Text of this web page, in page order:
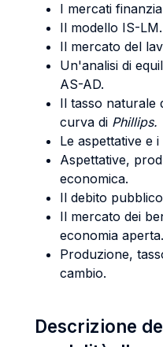
I mercati
Il modello IS-LM.
Il mercato del
Un'analisi di
AS-AD.
Il tasso naturale
curva di Phillips.
Le aspettative e
Aspettative,
economica.
Il debito
Il mercato dei
economia aperta.
Produzione,
cambio.
Descrizione